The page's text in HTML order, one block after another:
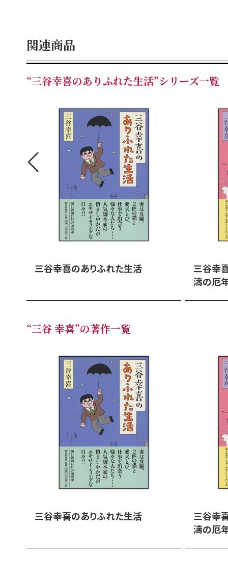
関連商品
“三谷幸喜のありふれた生活”シリーズ一覧
三谷幸喜のありふれた生活
三谷幸
濤の厄
“三谷 幸喜”の著作一覧
三谷幸喜のありふれた生活
三谷幸
濤の厄